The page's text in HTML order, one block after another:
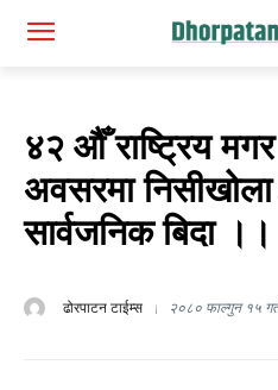
४२ औँ राष्ट्रिय
अवसरमा निसीखोला
सार्वजनिक बिदा ।।
ढोरपाटन टाईम्स २०८० फाल्गुन १५